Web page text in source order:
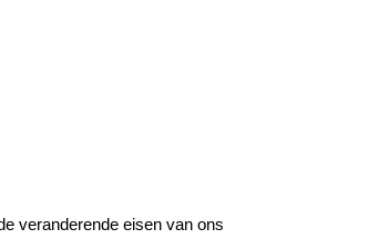
veranderende eisen van ons